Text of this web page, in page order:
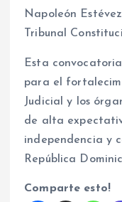
Napoleón
Tribunal
Esta
para el
Judicial y los
de alta
independencia y
República
Comparte esto!